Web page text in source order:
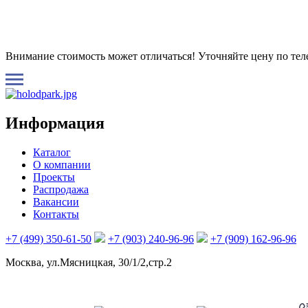
Внимание стоимость может отличаться! Уточняйте цену по
Информация
Каталог
О компании
Проекты
Распродажа
Вакансии
Контакты
+7 (499) 350-61-50 +7 (903) 240-96-96
+7 (909) 162-96-96
Москва, ул.Мясницкая, 30/1/2,стр.2